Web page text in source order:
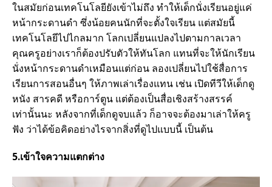
ในสมัยก่อนเทคโนโลยียังเข้าไม่ถึง ทำให้เด็กนั่งเรียนอยู่แค่
หน้ากระดานดำ ซึ่งน้อยคนนักที่จะตั้งใจเรียน แต่สมัยนี้
เทคโนโลยีไปไกลมาก โลกเปลี่ยนแปลงไปตามกาลเวลา
คุณครูอย่างเราก็ต้องปรับตัวให้ทันโลก แทนที่จะให้นักเรียน
นั่งหน้ากระดานดำเหมือนแต่ก่อน ลองเปลี่ยนไปใช้สื่อการ
เรียนการสอนอื่นๆ ให้ภาพเล่าเรื่องแทน เช่น เปิดทีวีให้เด็กดู
หนัง สารคดี หรือการ์ตูน แต่ต้องเป็นสื่อเชิงสร้างสรรค์
เท่านั้นนะ หลังจากที่เด็กดูจบแล้ว ก็อาจจะต้องมาเล่าให้ครู
ฟัง ว่าได้ข้อคิดอย่างไรจากสิ่งที่ดูไปแบบนี้ เป็นต้น
5.เข้าใจความแตกต่าง